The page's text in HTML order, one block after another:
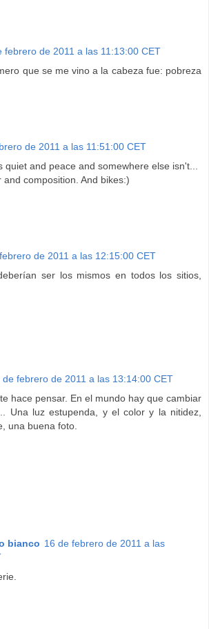
febrero de 2011 a las 11:13:00 CET
que se me vino a la cabeza fue: pobreza
de 2011 a las 11:51:00 CET
quiet and peace and somewhere else isn't...
and composition. And bikes:)
de 2011 a las 12:15:00 CET
ser los mismos en todos los sitios,
de febrero de 2011 a las 13:14:00 CET
hace pensar. En el mundo hay que cambiar
Una luz estupenda, y el color y la nitidez,
una buena foto.
bianco 16 de febrero de 2011 a las